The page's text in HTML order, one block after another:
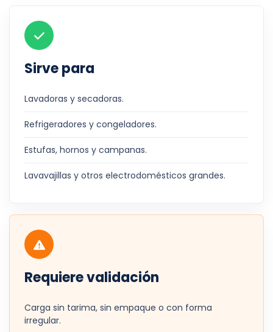
Sirve para
Lavadoras y secadoras.
Refrigeradores y congeladores.
Estufas, hornos y campanas.
Lavavajillas y otros electrodomésticos grandes.
Requiere validación
Carga sin tarima, sin empaque o con forma
irregular.